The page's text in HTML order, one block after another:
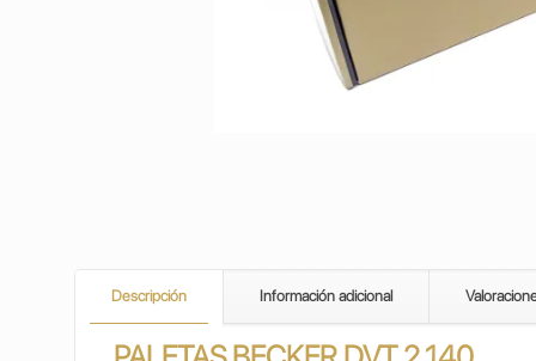
Descripción Información adicional